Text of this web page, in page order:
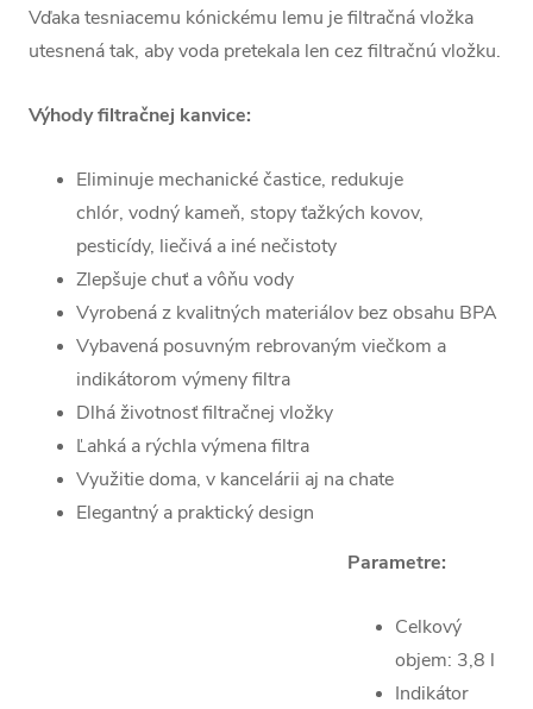
Vďaka tesniacemu kónickému lemu je filtračná vložka
utesnená tak, aby voda pretekala len cez filtračnú vložku.
Výhody filtračnej kanvice:
Eliminuje mechanické častice, redukuje
chlór, vodný kameň, stopy ťažkých kovov,
pesticídy, liečivá a iné nečistoty
Zlepšuje chuť a vôňu vody
Vyrobená z kvalitných materiálov bez obsahu BPA
Vybavená posuvným rebrovaným viečkom a
indikátorom výmeny filtra
Dlhá životnosť filtračnej vložky
Ľahká a rýchla výmena filtra
Využitie doma, v kancelárii aj na chate
Elegantný a praktický design
Parametre:
Celkový
objem: 3,8 l
Indikátor